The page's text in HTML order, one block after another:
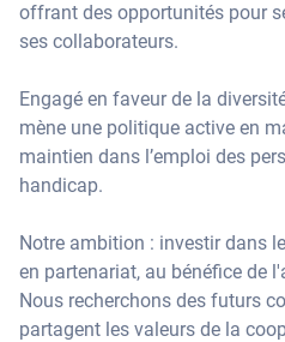
offrant des opportunités pour
ses collaborateurs.
Engagé en faveur de la
mène une politique active en
maintien dans l’emploi des
handicap.
Notre ambition : investir dans
en partenariat, au bénéfice de
Nous recherchons des futurs
partagent les valeurs de la